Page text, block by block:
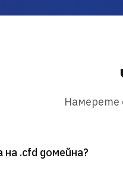
Намерете
.cfd домейна?